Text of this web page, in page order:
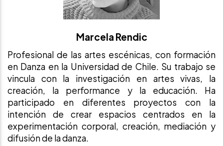
Marcela Rendic
Profesional de las artes escénicas, con formación
en Danza en la Universidad de Chile. Su trabajo se
vincula con la investigación en artes vivas, la
creación, la performance y la educación. Ha
participado en diferentes proyectos con la
intención de crear espacios centrados en la
experimentación corporal, creación, mediación y
difusión de la danza.